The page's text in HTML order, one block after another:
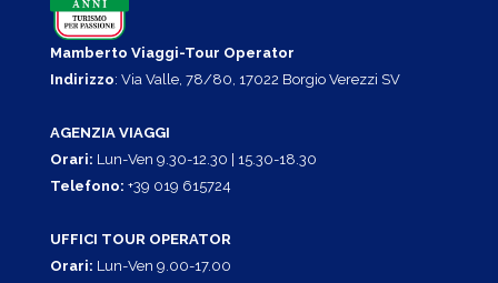
Mamberto Viaggi-Tour Operator
Indirizzo: Via Valle, 78/80, 17022 Borgio Verezzi SV
AGENZIA VIAGGI
Orari: Lun-Ven 9.30-12.30 | 15.30-18.30
Telefono: +39 019 615724
UFFICI TOUR OPERATOR
Orari: Lun-Ven 9.00-17.00